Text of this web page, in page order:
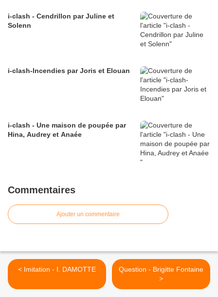
i-clash - Cendrillon par Juline et
Solenn
i-clash-Incendies par Joris et Elouan
i-clash - Une maison de poupée par
Hina, Audrey et Anaée
Commentaires
Ajouter un commentaire
< Imitation - I. DAMOTTE
Question - Brigitte Fontaine
>